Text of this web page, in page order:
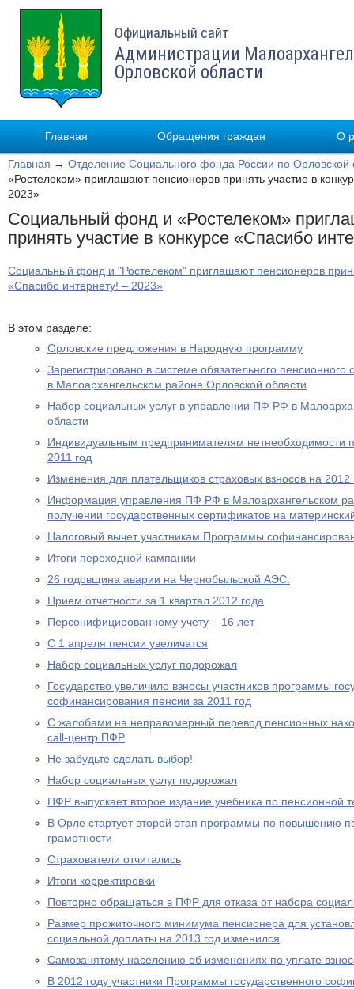
Официальный сайт
Администрации
Орловской области
Главная Обращения граждан О
Главная → Отделение Социального фонда России по Орловской
«Ростелеком» приглашают пенсионеров принять участие в
2023»
Социальный фонд и «Ростелеком»
принять участие в конкурсе «Спасибо
Социальный фонд и "Ростелеком" приглашают пенсионеров
«Спасибо интернету! – 2023»
В этом разделе:
Орловские предложения в Народную программу
Зарегистрировано в системе обязательного
в Малоархангельском районе Орловской области
Набор социальных услуг в управлении ПФ РФ в
области
Индивидуальным предпринимателям нетнеобходимости
2011 год
Изменения для плательщиков страховых взносов на 2012
Информация управления ПФ РФ в Малоархангельском
получении государственных сертификатов на
Налоговый вычет участникам Программы
Итоги переходной кампании
26 годовщина аварии на Чернобыльской АЭС.
Прием отчетности за 1 квартал 2012 года
Персонифицированному учету – 16 лет
С 1 апреля пенсии увеличатся
Набор социальных услуг подорожал
Государство увеличило взносы участников программы
софинансирования пенсии за 2011 год
С жалобами на неправомерный перевод пенсионных
call-центр ПФР
Не забудьте сделать выбор!
Набор социальных услуг подорожал
ПФР выпускает второе издание учебника по пенсионной
В Орле стартует второй этап программы по повышению
грамотности
Страхователи отчитались
Итоги корректировки
Повторно обращаться в ПФР для отказа от набора
Размер прожиточного минимума пенсионера для
социальной доплаты на 2013 год изменился
Самозанятому населению об изменениях по уплате
В 2012 году участники Программы государственного